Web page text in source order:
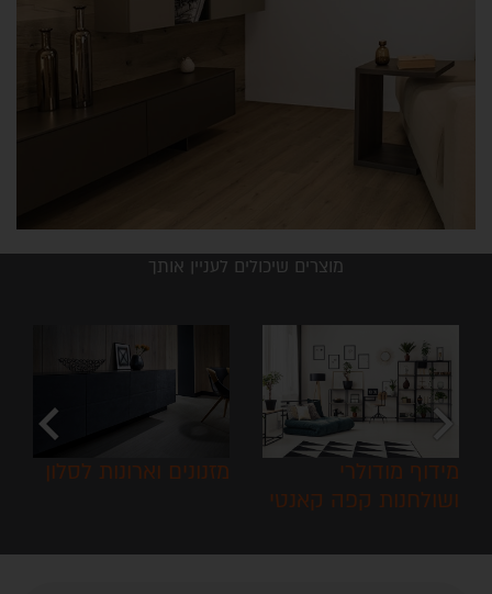
מוצרים שיכולים לעניין אותך
chevron_left
מידוף מודולרי
פתרונות סדר ואחסון
לסלון
chevron_right